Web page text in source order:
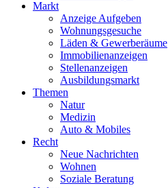
Markt
Anzeige Aufgeben
Wohnungsgesuche
Läden & Gewerberäume
Immobilienanzeigen
Stellenanzeigen
Ausbildungsmarkt
Themen
Natur
Medizin
Auto & Mobiles
Recht
Neue Nachrichten
Wohnen
Soziale Beratung